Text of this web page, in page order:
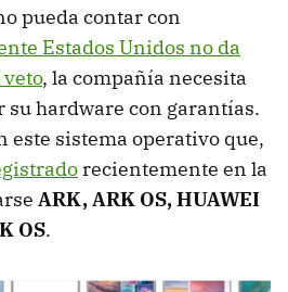
pueda contar con
Estados Unidos no da
, la compañía necesita
hardware con garantías.
este sistema operativo que,
recientemente en la
ARK, ARK OS, HUAWEI
OS.